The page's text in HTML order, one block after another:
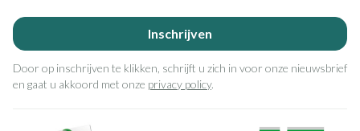
Inschrijven
Door op inschrijven te klikken, schrijft u zich in voor onze nieuwsbrief
en gaat u akkoord met onze privacy policy.